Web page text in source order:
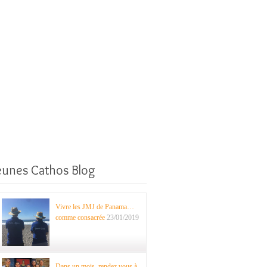
Cathos Blog
Vivre les JMJ de Panama…
comme consacrée 23/01/2019